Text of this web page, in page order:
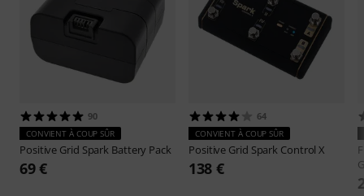
90
CONVIENT À COUP SÛR
Positive Grid Spark Battery Pack
69 €
64
CONVIENT À COUP SÛR
Positive Grid Spark Control X
138 €